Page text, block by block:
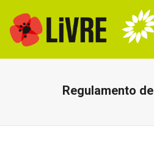
Regulamento